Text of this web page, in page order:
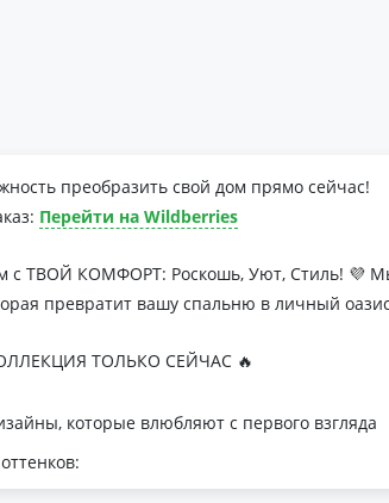
преобразить свой дом прямо сейчас!
Перейти на Wildberries
с ТВОЙ КОМФОРТ: Роскошь, Уют, Стиль! 💜
превратит вашу спальню в личный
ТОЛЬКО СЕЙЧАС 🔥
которые влюбляют с первого взгляда